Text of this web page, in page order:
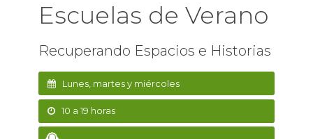
Escuelas de Verano
Recuperando Espacios e Historias
Lunes, martes y miércoles
10 a 19 horas